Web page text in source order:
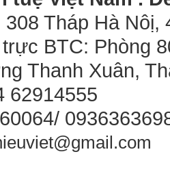
Tháp Hà Nôị,
BTC: Phòng
Thanh Xuân,
62914555